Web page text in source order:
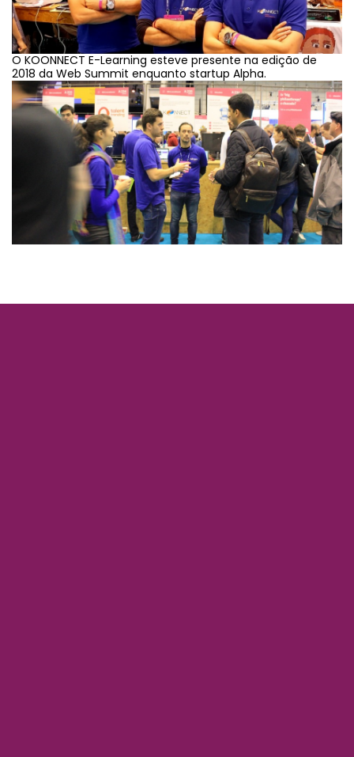
O KOONNECT E-Learning esteve presente na edição de
2018 da Web Summit enquanto startup Alpha.